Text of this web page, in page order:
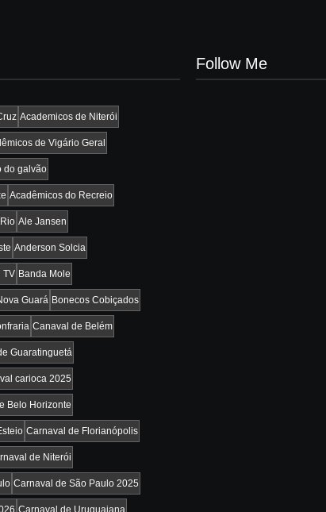
Academicos de Niterói
de Vigário Geral
do galvão
Acadêmicos do Recreio
Ale Jansen
Anderson Solcia
TV Banda Mole
Guará Bonecos Cobiçados
Canaval de Belém
Guaratinguetá
carioca 2025
Belo Horizonte
Carnaval de Florianópolis
de Niterói
Carnaval de São Paulo 2025
Carnaval de Uruguaiana
Follow Me